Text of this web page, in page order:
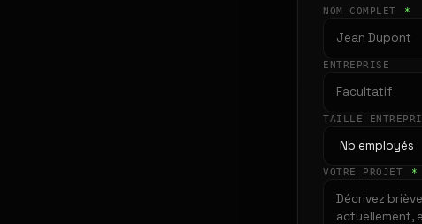
NOM COMPLET *
ENTREPRISE
TAILLE
VOTRE PROJET *